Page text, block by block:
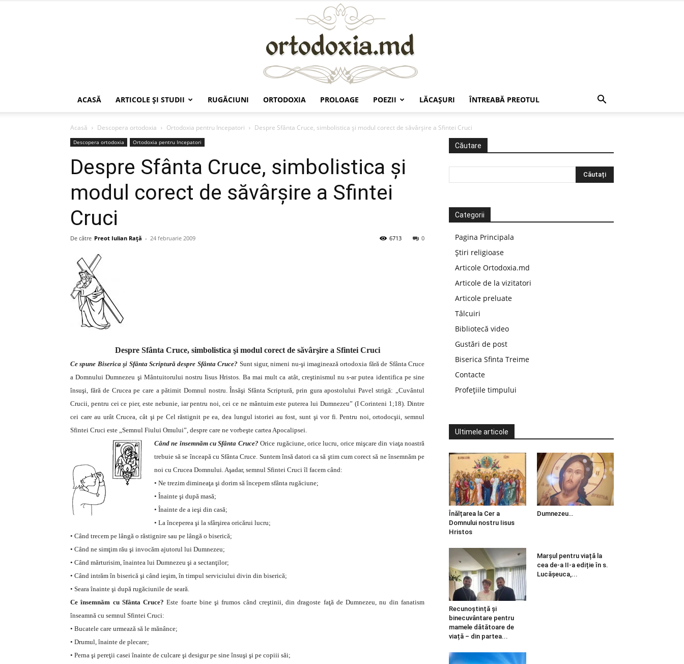
ACASĂ ARTICOLE ŞI STUDII RUGĂCIUNI ORTODOXIA PROLOAGE POEZII LĂCAŞURI ÎNTREABĂ PREOTUL
Acasă Descopera ortodoxia Ortodoxia pentru Incepatori Despre Sfânta Cruce, simbolistica şi modul corect de săvârşire a Sfintei Cruci
Descopera ortodoxia Ortodoxia pentru Incepatori
Despre Sfânta Cruce, simbolistica şi
modul corect de săvârşire a Sfintei
Cruci
De către Preot Iulian Raţă - 24 februarie 2009 0
6713
Despre Sfânta Cruce, simbolistica şi modul corect de săvârşire a Sfintei Cruci
Ce spune Biserica şi Sfânta Scriptură despre Sfânta Cruce? Sunt sigur, nimeni nu-şi imaginează ortodoxia fără de Sfânta Cruce
a Domnului Dumnezeu şi Mântuitorului nostru Iisus Hristos. Ba mai mult ca atât, creştinismul nu s-ar putea identifica pe sine
însuşi, fără de Crucea pe care a pătimit Domnul nostru. Însăşi Sfânta Scriptură, prin gura apostolului Pavel strigă: „Cuvântul
Crucii, pentru cei ce pier, este nebunie, iar pentru noi, cei ce ne mântuim este puterea lui Dumnezeu” (I Corinteni 1;18). Dintre
cei care au urât Crucea, cât şi pe Cel răstignit pe ea, dea lungul istoriei au fost, sunt şi vor fi. Pentru noi, ortodocşii, semnul
Sfintei Cruci este „Semnul Fiului Omului”, despre care ne vorbeşte cartea Apocalipsei.
Când ne însemnăm cu Sfânta Cruce?Orice rugăciune, orice lucru, orice mişcare din viaţa noastră
trebuie să se înceapă cu Sfânta Cruce. Suntem însă datori ca să ştim cum corect să ne însemnăm pe
noi cu Crucea Domnului. Aşadar, semnul Sfintei Cruci îl facem când:
• Ne trezim dimineaţa şi dorim să începem sfânta rugăciune;
• Înainte şi după masă;
• Înainte de a ieşi din casă;
• La începerea şi la sfârşirea oricărui lucru;
• Când trecem pe lângă o răstignire sau pe lângă o biserică;
• Când ne simţim rău şi invocăm ajutorul lui Dumnezeu;
• Când mărturisim, înaintea lui Dumnezeu şi a sectanţilor;
• Când intrăm în biserică şi când ieşim, în timpul serviciului divin din biserică;
• Seara înainte şi după rugăciunile de seară.
Ce însemnăm cu Sfânta Cruce? Este foarte bine şi frumos când creştinii, din dragoste faţă de Dumnezeu, nu din fanatism
înseamnă cu semnul Sfintei Cruci:
• Bucatele care urmează să le mănânce;
• Drumul, înainte de plecare;
• Perna şi pereţii casei înainte de culcare şi desigur pe sine însuşi şi pe copiii săi;
Căutare
Categorii
Pagina Principala
Știri religioase
Articole Ortodoxia.md
Articole de la vizitatori
Articole preluate
Tâlcuiri
Bibliotecă video
Gustări de post
Biserica Sfinta Treime
Contacte
Profețiile timpului
Ultimele articole
Înălțarea la Cer a
Domnului nostru Iisus
Hristos
Dumnezeu…
Recunoștință și
binecuvântare pentru
mamele dătătoare de
viață – din partea...
Marșul pentru viață la
cea de-a II-a ediție în s.
Lucășeuca,...